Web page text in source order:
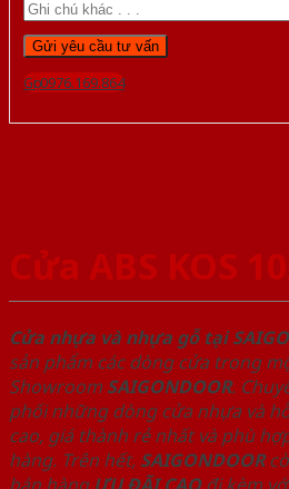
Gọi 0976.169.864
Cửa ABS KOS
Cửa nhựa và nhựa gỗ tại
sản phẩm các dòng cửa trong
Showroom SAIGONDOOR.
phối những dòng cửa nhựa và
cao, giá thành rẻ nhất và phù
hàng. Trên hết, SAIGONDOOR